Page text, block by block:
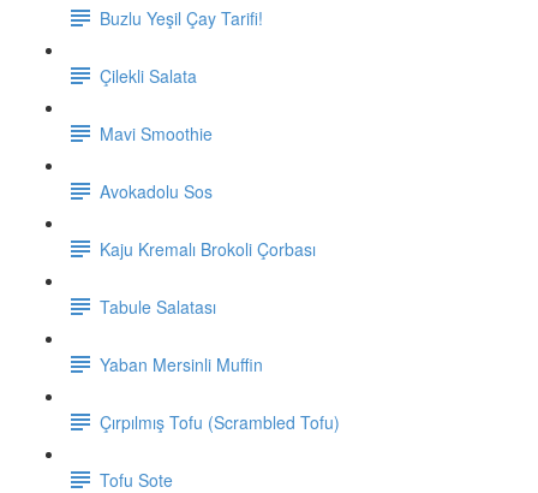
Buzlu Yeşil Çay Tarifi!
Çilekli Salata
Mavi Smoothie
Avokadolu Sos
Kaju Kremalı Brokoli Çorbası
Tabule Salatası
Yaban Mersinli Muffin
Çırpılmış Tofu (Scrambled Tofu)
Tofu Sote